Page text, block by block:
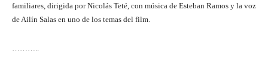
familiares, dirigida por Nicolás Teté, con música de Esteban Ramos y la voz
de Ailín Salas en uno de los temas del film.